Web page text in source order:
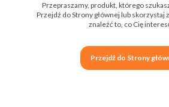
Przepraszamy, produkt, którego
Przejdź do Strony głównej lub skorzystaj
znaleźć to, co Cię
Przejdź do Strony